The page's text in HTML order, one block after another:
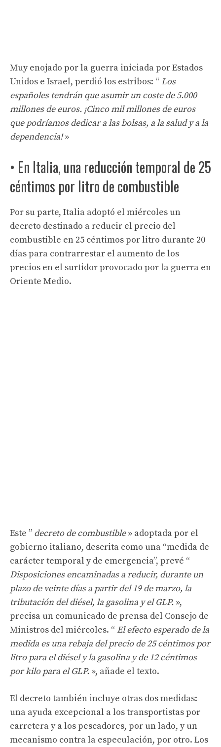
Muy enojado por la guerra iniciada por Estados
Unidos e Israel, perdió los estribos: “ Los
españoles tendrán que asumir un coste de 5.000
millones de euros. ¡Cinco mil millones de euros
que podríamos dedicar a las bolsas, a la salud y a la
dependencia!»
• En Italia, una reducción temporal de 25
céntimos por litro de combustible
Por su parte, Italia adoptó el miércoles un
decreto destinado a reducir el precio del
combustible en 25 céntimos por litro durante 20
días para contrarrestar el aumento de los
precios en el surtidor provocado por la guerra en
Oriente Medio.
Este ” decreto de combustible» adoptada por el
gobierno italiano, descrita como una “medida de
carácter temporal y de emergencia”, prevé “
Disposiciones encaminadas a reducir, durante un
plazo de veinte días a partir del 19 de marzo, la
tributación del diésel, la gasolina y el GLP. »,
precisa un comunicado de prensa del Consejo de
Ministros del miércoles. “ El efecto esperado de la
medida es una rebaja del precio de 25 céntimos por
litro para el diésel y la gasolina y de 12 céntimos
por kilo para el GLP. », añade el texto.
El decreto también incluye otras dos medidas:
una ayuda excepcional a los transportistas por
carretera y a los pescadores, por un lado, y un
mecanismo contra la especulación, por otro. Los